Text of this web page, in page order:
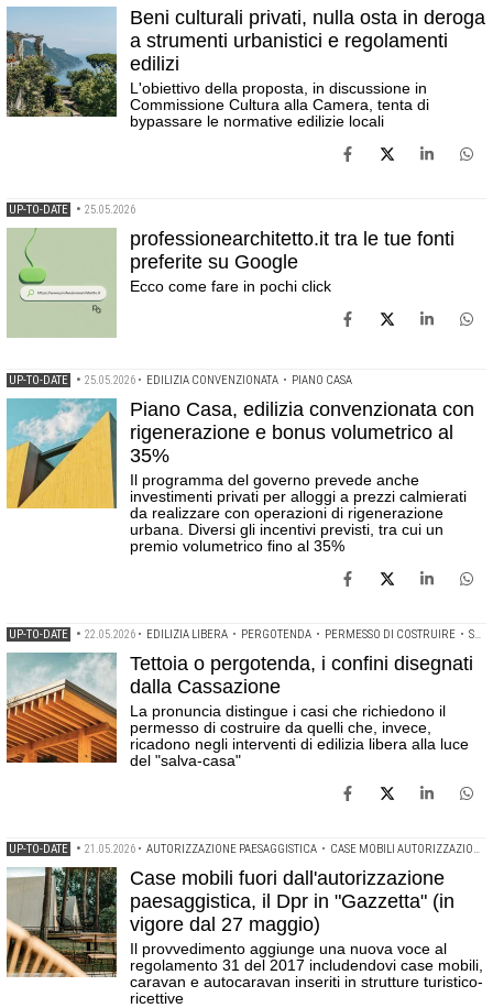
Beni culturali privati, nulla osta in deroga
a strumenti urbanistici e regolamenti
edilizi
L'obiettivo della proposta, in discussione in
Commissione Cultura alla Camera, tenta di
bypassare le normative edilizie locali
UP-TO-DATE • 25.05.2026
professionearchitetto.it tra le tue fonti
preferite su Google
Ecco come fare in pochi click
UP-TO-DATE • 25.05.2026 • EDILIZIA CONVENZIONATA • PIANO CASA
Piano Casa, edilizia convenzionata con
rigenerazione e bonus volumetrico al
35%
Il programma del governo prevede anche
investimenti privati per alloggi a prezzi calmierati
da realizzare con operazioni di rigenerazione
urbana. Diversi gli incentivi previsti, tra cui un
premio volumetrico fino al 35%
UP-TO-DATE • 22.05.2026 • EDILIZIA LIBERA • PERGOTENDA • PERMESSO DI COSTRUIRE • SALVA-CASA
Tettoia o pergotenda, i confini disegnati
dalla Cassazione
La pronuncia distingue i casi che richiedono il
permesso di costruire da quelli che, invece,
ricadono negli interventi di edilizia libera alla luce
del "salva-casa"
UP-TO-DATE • 21.05.2026 • AUTORIZZAZIONE PAESAGGISTICA • CASE MOBILI AUTORIZZAZIONE PAESAGGISTICA
Case mobili fuori dall'autorizzazione
paesaggistica, il Dpr in "Gazzetta" (in
vigore dal 27 maggio)
Il provvedimento aggiunge una nuova voce al
regolamento 31 del 2017 includendovi case mobili,
caravan e autocaravan inseriti in strutture turistico-
ricettive